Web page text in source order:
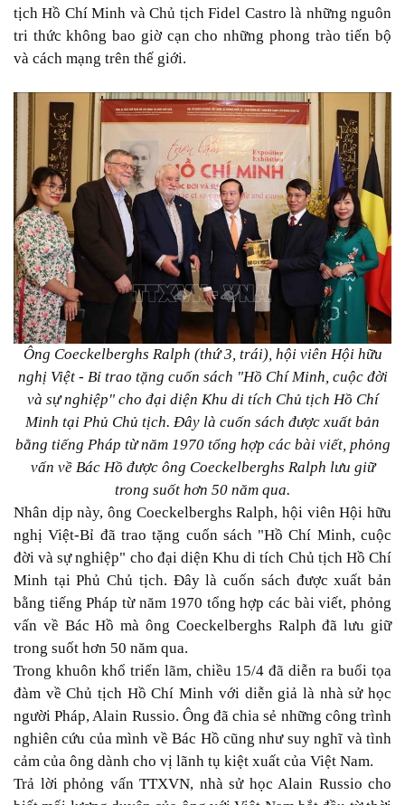
tịch Hồ Chí Minh và Chủ tịch Fidel Castro là những nguôn
tri thức không bao giờ cạn cho những phong trào tiến bộ
và cách mạng trên thế giới.
Ông Coeckelberghs Ralph (thứ 3, trái), hội viên Hội hữu
nghị Việt - Bỉ trao tặng cuốn sách "Hồ Chí Minh, cuộc đời
và sự nghiệp" cho đại diện Khu di tích Chủ tịch Hồ Chí
Minh tại Phủ Chủ tịch. Đây là cuốn sách được xuất bản
bằng tiếng Pháp từ năm 1970 tổng hợp các bài viết, phỏng
vấn về Bác Hồ được ông Coeckelberghs Ralph lưu giữ
trong suốt hơn 50 năm qua.
Nhân dịp này, ông Coeckelberghs Ralph, hội viên Hội hữu
nghị Việt-Bỉ đã trao tặng cuốn sách "Hồ Chí Minh, cuộc
đời và sự nghiệp" cho đại diện Khu di tích Chủ tịch Hồ Chí
Minh tại Phủ Chủ tịch. Đây là cuốn sách được xuất bản
bằng tiếng Pháp từ năm 1970 tổng hợp các bài viết, phỏng
vấn về Bác Hồ mà ông Coeckelberghs Ralph đã lưu giữ
trong suốt hơn 50 năm qua.
Trong khuôn khổ triển lãm, chiều 15/4 đã diễn ra buổi tọa
đàm về Chủ tịch Hồ Chí Minh với diễn giả là nhà sử học
người Pháp, Alain Russio. Ông đã chia sẻ những công trình
nghiên cứu của mình về Bác Hồ cũng như suy nghĩ và tình
cảm của ông dành cho vị lãnh tụ kiệt xuất của Việt Nam.
Trả lời phỏng vấn TTXVN, nhà sử học Alain Russio cho